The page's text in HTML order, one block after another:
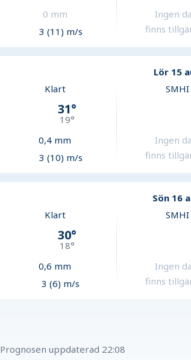
0 mm
3 (11) m/s
Ingen
finns
Lör 15
Klart
31°
19°
0,4 mm
3 (10) m/s
SMHI
Ingen
finns
Sön 16
Klart
30°
18°
0,6 mm
3 (6) m/s
SMHI
Ingen
finns
Prognosen uppdaterad 22:08